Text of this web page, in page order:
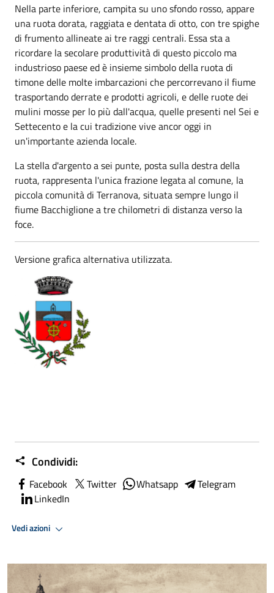
Nella parte inferiore, campita su uno sfondo rosso, appare
una ruota dorata, raggiata e dentata di otto, con tre spighe
di frumento allineate ai tre raggi centrali. Essa sta a
ricordare la secolare produttività di questo piccolo ma
industrioso paese ed è insieme simbolo della ruota di
timone delle molte imbarcazioni che percorrevano il fiume
trasportando derrate e prodotti agricoli, e delle ruote dei
mulini mosse per lo più dall'acqua, quelle presenti nel Sei e
Settecento e la cui tradizione vive ancor oggi in
un'importante azienda locale.
La stella d'argento a sei punte, posta sulla destra della
ruota, rappresenta l'unica frazione legata al comune, la
piccola comunità di Terranova, situata sempre lungo il
fiume Bacchiglione a tre chilometri di distanza verso la
foce.
Versione grafica alternativa utilizzata.
Condividi:
Facebook Twitter Whatsapp
Telegram
LinkedIn
Vedi azioni